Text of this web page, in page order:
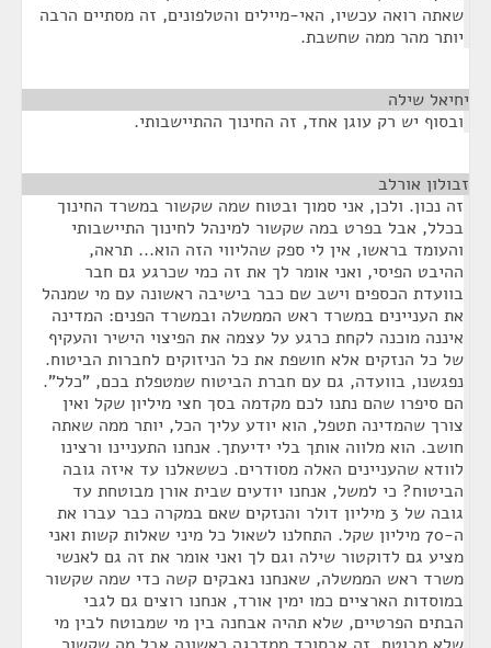
שאתה רואה עכשיו, האי-מיילים והטלפונים, זה מסתיים הרבה
יותר מהר ממה שחשבת.
יחיאל שילה
ובסוף יש רק עוגן אחד, זה החינוך ההתיישבותי.
זבולון אורלב
זה נכון. ולכן, אני סמוך ובטוח שמה שקשור במשרד החינוך
בכלל, אבל בפרט במה שקשור למינהל לחינוך התיישבותי
והעומד בראשו, אין לי ספק שהליווי הזה הוא... תראה,
ההיבט הפיסי, ואני אומר לך את זה כמי שכרגע גם חבר
בוועדת הכספים וישב שם כבר בישיבה ראשונה עם מי שמנהל
את העניינים במשרד ראש הממשלה ובמשרד הפנים: המדינה
איננה מוכנה לקחת כרגע על עצמה את הפיצוי הישיר והעקיף
של כל הנזקים אלא חושפת את כל הניזוקים לחברות הביטוח.
נפגשנו, בוועדה, גם עם חברת הביטוח שמטפלת בכם, "כלל".
הם סיפרו שהם נתנו לכם מקדמה בסך חצי מיליון שקל ואין
צורך שהמדינה תטפל, הוא יודע עליך הכל, יותר ממה שאתה
חושב. הוא מלווה אותך בלי ידיעתך. אנחנו התעניינו ורצינו
לוודא שהעניינים האלה מסודרים. כששאלנו עד איזה גובה
הביטוח? כי למשל, אנחנו יודעים שבית אורן מבוטחת עד
גובה של 3 מיליון דולר והנזקים שאם במקרה כבר עברו את
ה-70 מיליון שקל. התחלנו לשאול כל מיני שאלות קשות ואני
מציע גם לדוקטור שילה וגם לך ואני אומר את זה גם לאנשי
משרד ראש הממשלה, שאנחנו נאבקים קשה כדי שמה שקשור
במוסדות הארציים כמו ימין אורד, אנחנו רוצים גם לגבי
הבתים הפרטיים, שלא תהיה אבחנה בין מי שמבוטח לבין מי